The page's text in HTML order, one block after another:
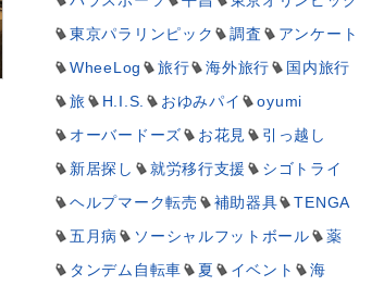
東京パラリンピック
調査
アンケート
WheeLog
旅行 海外旅行
国内旅行
旅
H.I.S. おゆみパイ
oyumi
オーバードーズ
お花見
引っ越し
新居探し
就労移行支援
シゴトライ
ヘルプマーク転売
補助器具
TENGA
五月病
ソーシャルフットボール
薬
タンデム自転車
夏 イベント
海